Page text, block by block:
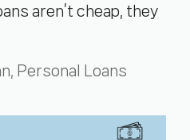
aren’t cheap, they
, Personal Loans